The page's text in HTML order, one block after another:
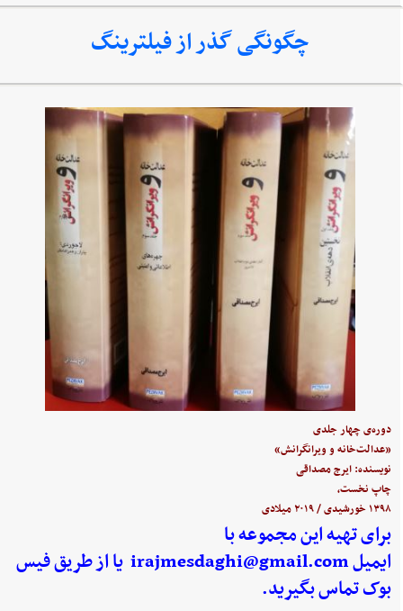
چگونگی گذر از فیلترینگ
دوره‌ی چهار جلدی
«عدالت‌خانه و ویرانگرانش»
نویسنده: ایرج مصداقی
چاپ نخست،
۱۳۹۸ خورشیدی / ۲۰۱۹ میلادی
برای تهیه این مجموعه با
ایمیلirajmesdaghi@gmail.com یا از طریق فیس
بوک تماس بگیرید.